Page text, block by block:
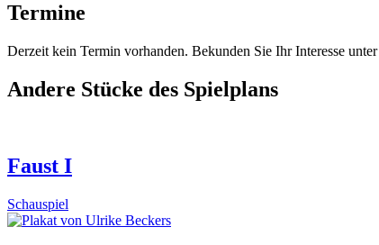
Termine
Derzeit kein Termin vorhanden. Bekunden Sie Ihr Interesse unter
Andere Stücke des Spielplans
Faust I
Schauspiel